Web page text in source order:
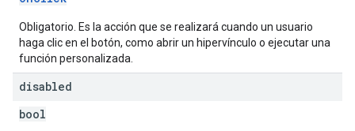
Obligatorio. Es la acción que se realizará cuando un usuario
haga clic en el botón, como abrir un hipervínculo o ejecutar una
función personalizada.
disabled
bool